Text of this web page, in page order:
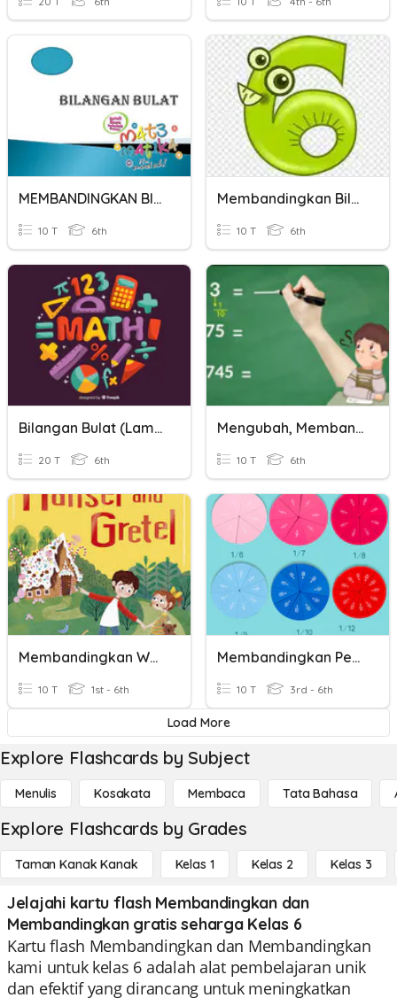
MEMBANDINGKAN BILANGAN BULAT
10 T 6th
Membandingkan Bilangan Bulat
10 T 6th
Bilangan Bulat (lambang, Membandingkan Dan Operasi Hitung)
20 T 6th
Mengubah, Membandingkan Dan Mengurutkan Pecahan
10 T 6th
Membandingkan Watak Tokoh Hansel Dan Gretel
10 T 1st - 6th
Membandingkan Pecahan Berpembilang Sama
10 T 3rd - 6th
Load More
Explore Flashcards by Subject
Menulis Kosakata Membaca Tata Bahasa
Explore Flashcards by Grades
Taman Kanak Kanak Kelas 1 Kelas 2 Kelas 3
Jelajahi kartu flash Membandingkan dan
Membandingkan gratis seharga Kelas 6
Kartu flash Membandingkan dan Membandingkan
kami untuk kelas 6 adalah alat pembelajaran unik
dan efektif yang dirancang untuk meningkatkan